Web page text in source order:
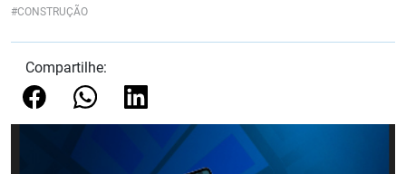
CONSTRUÇÃO
Compartilhe: